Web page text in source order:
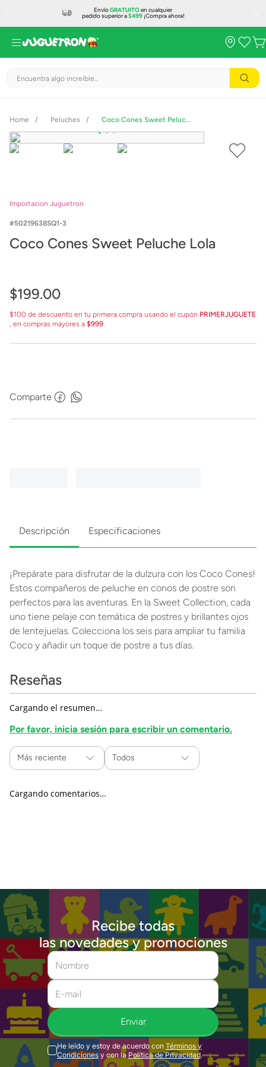
EnvíoGRATUITOen cualquier
pedido superior a$499¡Compra ahora!
Encuentra algo increíble...
Peluches Coco Cones Sweet Peluche Lola
Importacion Juguetron
50219638SQ1-3
Coco Cones Sweet Peluche Lola
$199.00
$100 de descuento en tu primera compra usando el cupón PRIMERJUGUETE
, en compras mayores a $999.
Comparte
Descripción Especificaciones
¡Prepárate para disfrutar de la dulzura con los Coco Cones!
Estos compañeros de peluche en conos de postre son
perfectos para las aventuras. En la Sweet Collection, cada
uno tiene pelaje con temática de postres y brillantes ojos
de lentejuelas. Colecciona los seis para ampliar tu familia
Coco y añadir un toque de postre a tus días.
Reseñas
Cargando el resumen…
Por favor, inicia sesión para escribir un comentario.
Más reciente Todos
Cargando comentarios…
Recibe todas
las novedades y promociones
Enviar
He leído y estoy de acuerdo con Términos y
Condiciones y con la Política de Privacidad.